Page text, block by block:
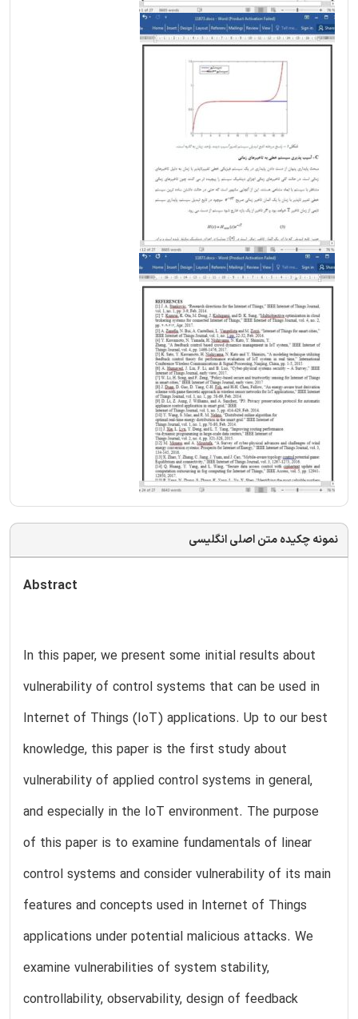
نمونه چکیده متن اصلی انگلیسی
Abstract
In this paper, we present some initial results about
vulnerability of control systems that can be used in
Internet of Things (IoT) applications. Up to our best
knowledge, this paper is the first study about
vulnerability of applied control systems in general,
and especially in the IoT environment. The purpose
of this paper is to examine fundamentals of linear
control systems and consider vulnerability of its main
features and concepts used in Internet of Things
applications under potential malicious attacks. We
examine vulnerabilities of system stability,
controllability, observability, design of feedback